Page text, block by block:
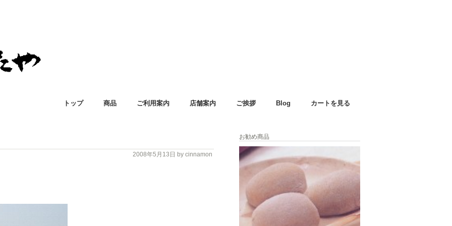
トップ 商品 ご利用案内 店舗案内 ご挨拶 Blog カートを見る
2008年5月13日 by cinnamon
お勧め商品